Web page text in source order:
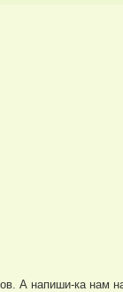
А напиши-ка нам